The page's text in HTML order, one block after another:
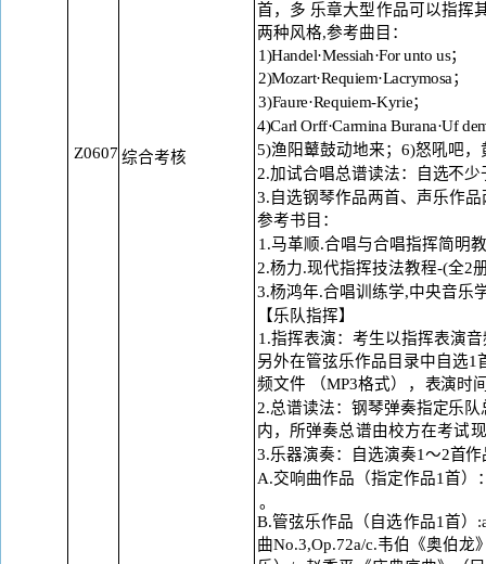
Z0607 综合考核
首，多 乐章大型作品可以指挥
两种风格,参考曲目：
1)Handel·Messiah·For unto us；
2)Mozart·Requiem·Lacrymosa；
3)Faure·Requiem-Kyrie；
4)Carl Orff·Carmina Burana·Uf
5)渔阳鼙鼓动地来；6)怒吼吧
2.加试合唱总谱读法：自选不
3.自选钢琴作品两首、声乐作
参考书目：
1.马革顺.合唱与合唱指挥简明
2.杨力.现代指挥技法教程-(全2
3.杨鸿年.合唱训练学,中央音乐
【乐队指挥】
1.指挥表演：考生以指挥表演
另外在管弦乐作品目录中自选1
频文件
（MP3格式）， 表演时
2.总谱读法：钢琴弹奏指定乐
内， 所弹奏总谱由校方在考试
3.乐器演奏：自选演奏1～2首
A.交响曲作品（指定作品1首）
。
B.管弦乐作品（自选作品1首）
曲No.3,Op.72a/c.韦伯《奥伯